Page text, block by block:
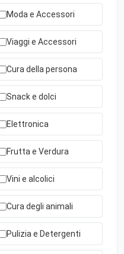
Moda e Accessori
Viaggi e Accessori
Cura della persona
Snack e dolci
Elettronica
Frutta e Verdura
Vini e alcolici
Cura degli animali
Pulizia e Detergenti